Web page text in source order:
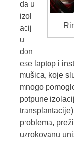
da u
izol
acij
u
don
ese laptop i
mušica, koje
mnogo
potpune
problema,
uzrokovanu